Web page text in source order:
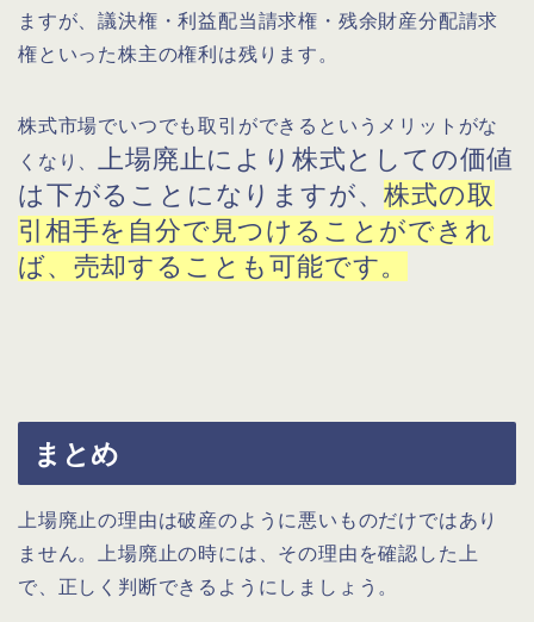
ますが、議決権・利益配当請求権・残余財産分配請求
権といった株主の権利は残ります。
株式市場でいつでも取引ができるというメリットがな
くなり、
上場廃止により株式としての価値
は下がることになりますが、株式の取
引相手を自分で見つけることができれ
ば、売却することも可能です。
まとめ
上場廃止の理由は破産のように悪いものだけではあり
ません。上場廃止の時には、その理由を確認した上
で、正しく判断できるようにしましょう。